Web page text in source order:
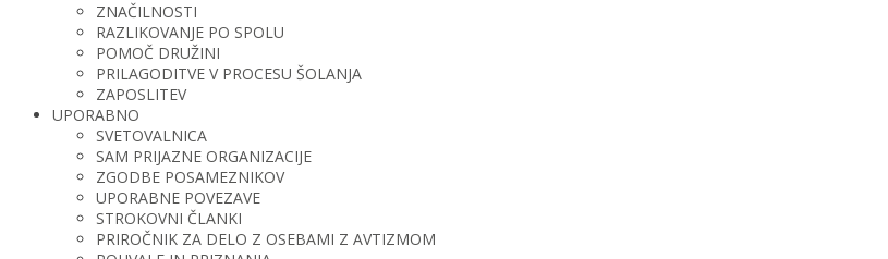
ZNAČILNOSTI
RAZLIKOVANJE PO SPOLU
POMOČ DRUŽINI
PRILAGODITVE V PROCESU ŠOLANJA
ZAPOSLITEV
UPORABNO
SVETOVALNICA
SAM PRIJAZNE ORGANIZACIJE
ZGODBE POSAMEZNIKOV
UPORABNE POVEZAVE
STROKOVNI ČLANKI
PRIROČNIK ZA DELO Z OSEBAMI Z AVTIZMOM